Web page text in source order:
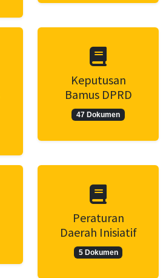
Keputusan
Bamus DPRD
47 Dokumen
Peraturan
Daerah Inisiatif
5 Dokumen